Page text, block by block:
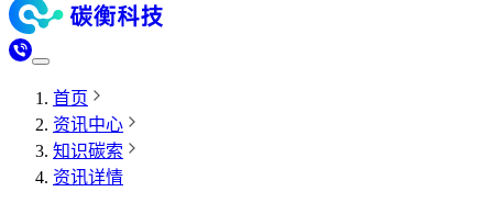
首页
资讯中心
知识碳索
资讯详情